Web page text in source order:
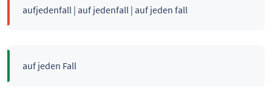
aufjedenfall | auf jedenfall | auf jeden fall
auf jeden Fall